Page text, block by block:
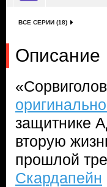
ВСЕ СЕРИИ (18)
Описание
защитнике
вторую
прошлой
Скардапейн